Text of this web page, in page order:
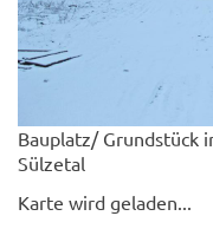
Bauplatz/ Grundstück
Sülzetal
Karte wird geladen...